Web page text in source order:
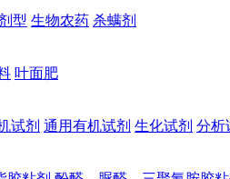
型 生物农药 杀螨剂
叶面肥
试剂 通用有机试剂 生化试剂 分析